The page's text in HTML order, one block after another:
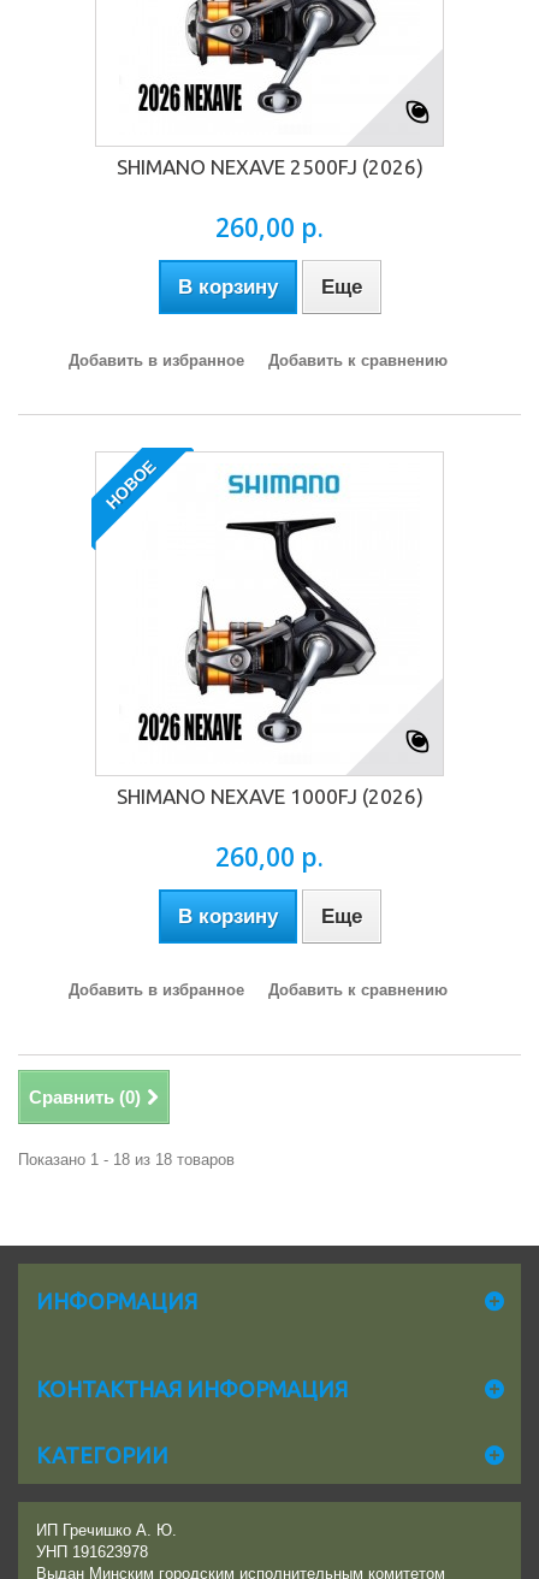
SHIMANO NEXAVE 2500FJ (2026)
260,00 р.
В корзину Еще
Добавить в избранное Добавить к сравнению
НОВОЕ
SHIMANO NEXAVE 1000FJ (2026)
260,00 р.
В корзину Еще
Добавить в избранное Добавить к сравнению
Сравнить (0)
Показано 1 - 18 из 18 товаров
ИНФОРМАЦИЯ
КОНТАКТНАЯ ИНФОРМАЦИЯ
КАТЕГОРИИ
ИП Гречишко А. Ю.
УНП 191623978
Выдан Минским городским исполнительным комитетом